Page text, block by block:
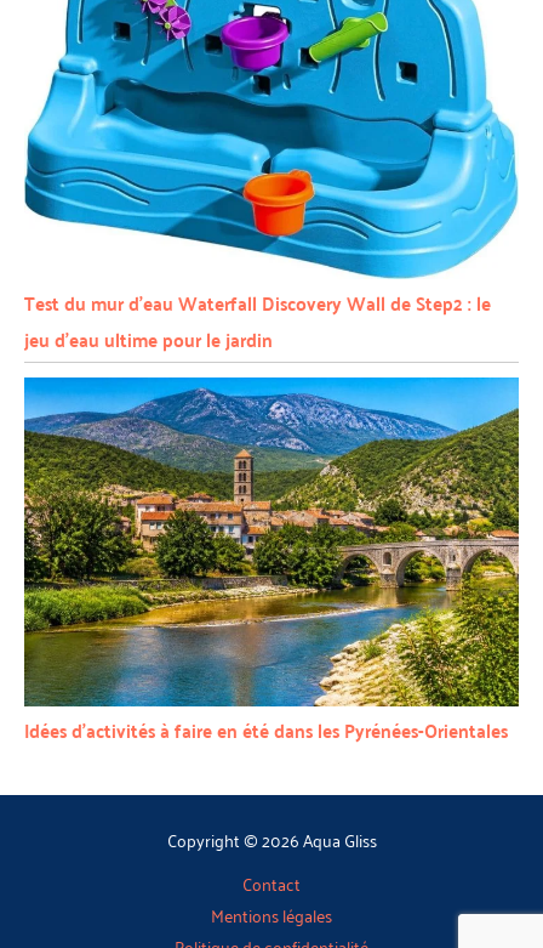
Test du mur d’eau Waterfall Discovery Wall de Step2 : le
jeu d’eau ultime pour le jardin
Idées d’activités à faire en été dans les Pyrénées-Orientales
Copyright © 2026 Aqua Gliss
Contact
Mentions légales